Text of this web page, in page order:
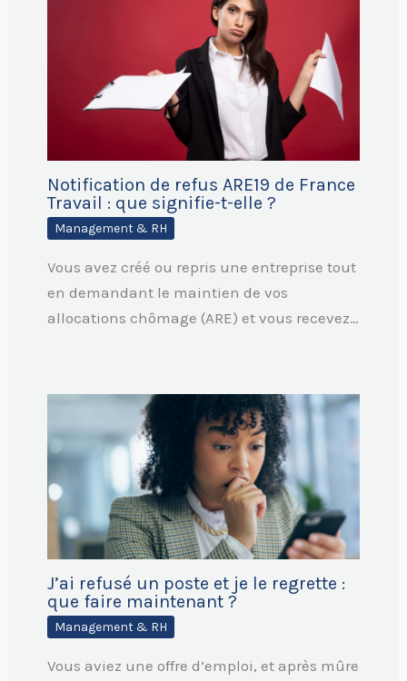
Notification de refus ARE19 de France
Travail : que signifie-t-elle ?
Management & RH
Vous avez créé ou repris une entreprise tout
en demandant le maintien de vos
allocations chômage (ARE) et vous recevez…
J’ai refusé un poste et je le regrette :
que faire maintenant ?
Management & RH
Vous aviez une offre d’emploi, et après mûre